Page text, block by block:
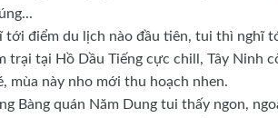
tới điểm du lịch nào đầu tiên, tui thì nghĩ
trại tại Hồ Dầu Tiếng cực chill, Tây Ninh
mùa này nho mới thu hoạch nhen.
Bàng quán Năm Dung tui thấy ngon,